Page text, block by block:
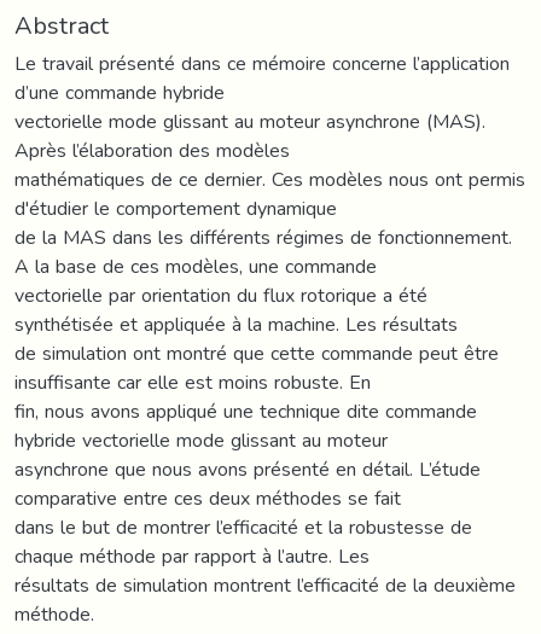
Abstract
Le travail présenté dans ce mémoire concerne l’application
d’une commande hybride
vectorielle mode glissant au moteur asynchrone (MAS).
Après l’élaboration des modèles
mathématiques de ce dernier. Ces modèles nous ont permis
d'étudier le comportement dynamique
de la MAS dans les différents régimes de fonctionnement.
A la base de ces modèles, une commande
vectorielle par orientation du flux rotorique a été
synthétisée et appliquée à la machine. Les résultats
de simulation ont montré que cette commande peut être
insuffisante car elle est moins robuste. En
fin, nous avons appliqué une technique dite commande
hybride vectorielle mode glissant au moteur
asynchrone que nous avons présenté en détail. L’étude
comparative entre ces deux méthodes se fait
dans le but de montrer l’efficacité et la robustesse de
chaque méthode par rapport à l’autre. Les
résultats de simulation montrent l’efficacité de la deuxième
méthode.